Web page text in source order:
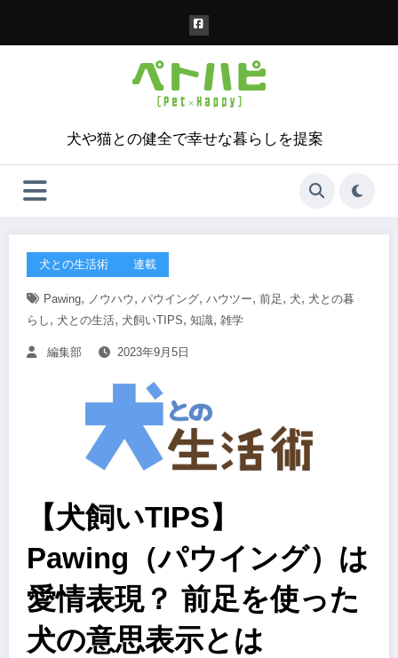
犬や猫との健全で幸せな暮らしを提案
犬との生活術 連載
Pawing, ノウハウ , パウイング, ハウツー, 前足 , 犬, 犬との暮
らし , 犬との生活, 犬飼いTIPS, 知識, 雑学
編集部 2023年9月5日
【犬飼いTIPS】
Pawing（パウイング）は
愛情表現？ 前足を使った
犬の意思表示とは